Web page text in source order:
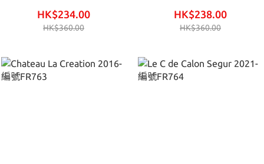
HK$234.00
HK$360.00
HK$238.00
HK$360.00